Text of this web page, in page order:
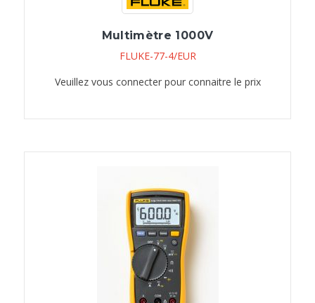
Multimètre 1000V
FLUKE-77-4/EUR
Veuillez vous connecter pour connaitre le prix